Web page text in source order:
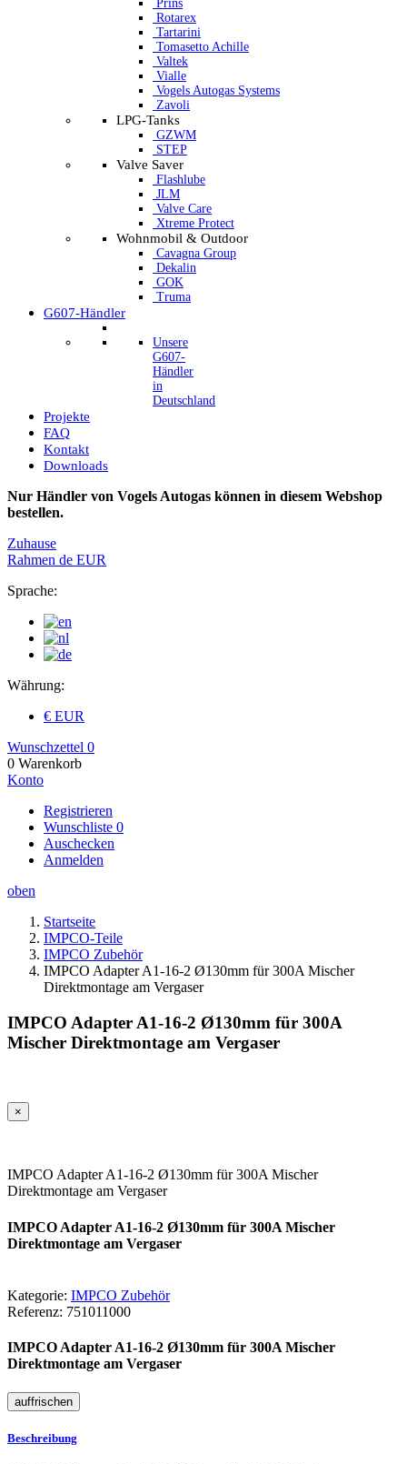
Prins
Rotarex
Tartarini
Tomasetto Achille
Valtek
Vialle
Vogels Autogas Systems
Zavoli
LPG-Tanks
GZWM
STEP
Valve Saver
Flashlube
JLM
Valve Care
Xtreme Protect
Wohnmobil & Outdoor
Cavagna Group
Dekalin
GOK
Truma
G607-Händler
Unsere
G607-
Händler
in
Deutschland
Projekte
FAQ
Kontakt
Downloads
Nur Händler von Vogels Autogas können in diesem Webshop
bestellen.
Zuhause
Rahmen de EUR
Sprache:
Währung:
€ EUR
Wunschzettel 0
0 Warenkorb
Konto
Registrieren
Wunschliste 0
Auschecken
Anmelden
oben
Startseite
IMPCO-Teile
IMPCO Zubehör
IMPCO Adapter A1-16-2 Ø130mm für 300A Mischer
Direktmontage am Vergaser
IMPCO Adapter A1-16-2 Ø130mm für 300A
Mischer Direktmontage am Vergaser
×
IMPCO Adapter A1-16-2 Ø130mm für 300A Mischer
Direktmontage am Vergaser
IMPCO Adapter A1-16-2 Ø130mm für 300A Mischer
Direktmontage am Vergaser
Kategorie: IMPCO Zubehör
Referenz: 751011000
IMPCO Adapter A1-16-2 Ø130mm für 300A Mischer
Direktmontage am Vergaser
Beschreibung